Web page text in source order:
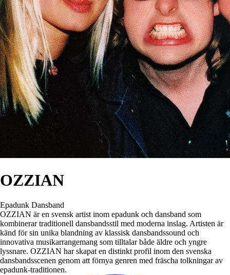
OZZIAN
Epadunk Dansband
OZZIAN är en svensk artist inom epadunk och dansband som
kombinerar traditionell dansbandsstil med moderna inslag. Artisten är
känd för sin unika blandning av klassisk dansbandssound och
innovativa musikarrangemang som tilltalar både äldre och yngre
lyssnare. OZZIAN har skapat en distinkt profil inom den svenska
dansbandsscenen genom att förnya genren med fräscha tolkningar av
epadunk-traditionen.